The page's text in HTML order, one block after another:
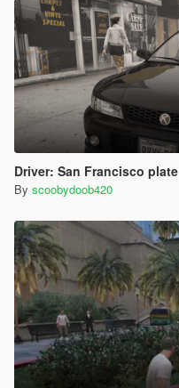
Driver: San Francisco plate
By scoobydoob420